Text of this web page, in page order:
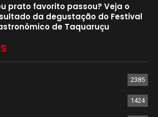
prato favorito passou? Veja o
da degustação do Festival
de Taquaruçu
2385
1424